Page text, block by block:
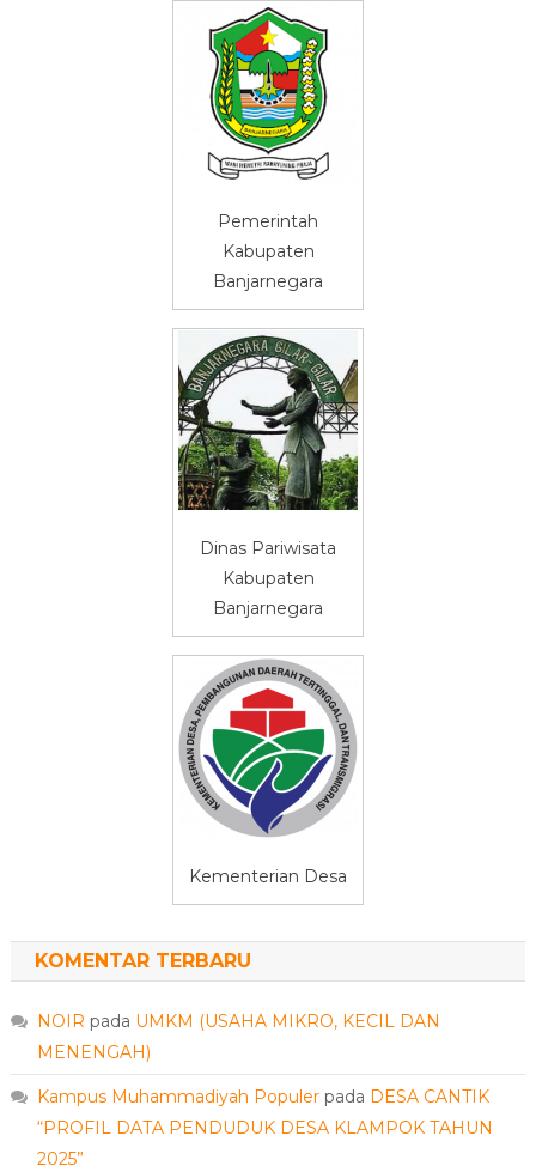
Pemerintah
Kabupaten
Banjarnegara
Dinas Pariwisata
Kabupaten
Banjarnegara
Kementerian Desa
KOMENTAR TERBARU
NOIR pada UMKM (USAHA MIKRO, KECIL DAN
MENENGAH)
Kampus Muhammadiyah Populerpada DESA CANTIK
“PROFIL DATA PENDUDUK DESA KLAMPOK TAHUN
2025”